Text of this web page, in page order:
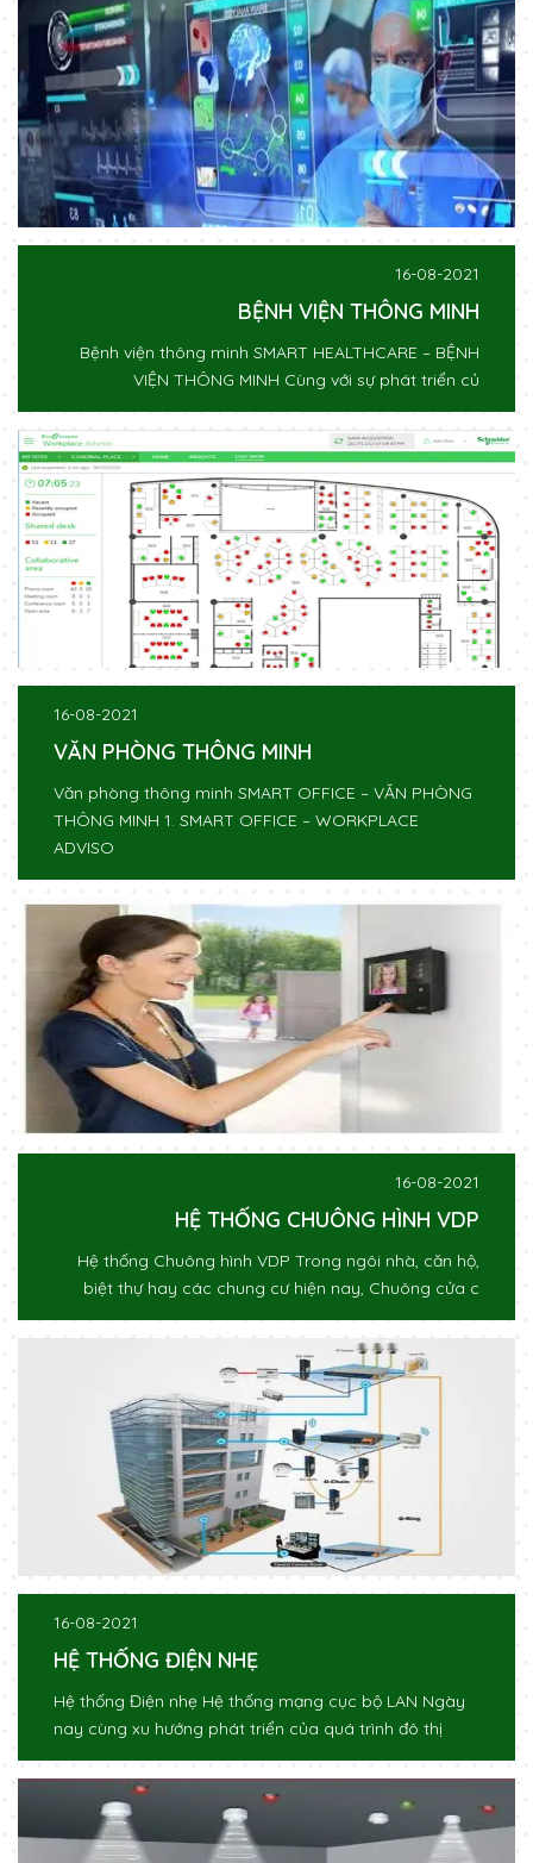
16-08-2021
BỆNH VIỆN THÔNG MINH
Bệnh viện thông minh SMART HEALTHCARE – BỆNH
VIỆN THÔNG MINH Cùng với sự phát triển củ
16-08-2021
VĂN PHÒNG THÔNG MINH
Văn phòng thông minh SMART OFFICE – VĂN PHÒNG
THÔNG MINH 1. SMART OFFICE – WORKPLACE
ADVISO
16-08-2021
HỆ THỐNG CHUÔNG HÌNH VDP
Hệ thống Chuông hình VDP Trong ngôi nhà, căn hộ,
biệt thự hay các chung cư hiện nay, Chuông cửa c
16-08-2021
HỆ THỐNG ĐIỆN NHẸ
Hệ thống Điện nhẹ Hệ thống mạng cục bộ LAN Ngày
nay cùng xu hướng phát triển của quá trình đô thị